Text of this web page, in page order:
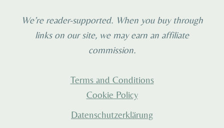
We’re reader-supported. When you buy through
links on our site, we may earn an affiliate
commission.
Terms and Conditions
Cookie Policy
Datenschutzerklärung